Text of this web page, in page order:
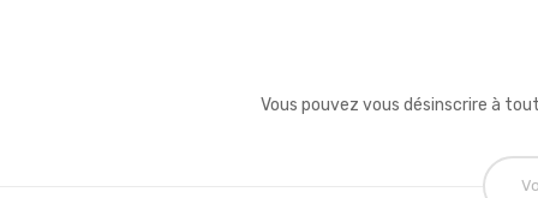
Vous pouvez vous désinscrire à